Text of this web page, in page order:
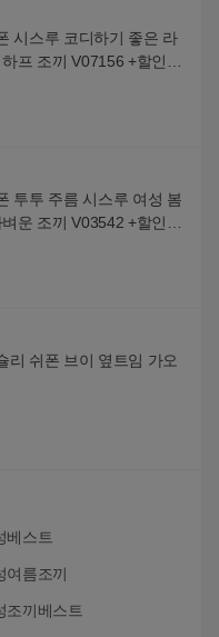
시스루 코디하기 좋은 라
프 조끼 V07156 +할인쿠
투투 주름 시스루 여성 봄
운 조끼 V03542 +할인쿠
리 쉬폰 브이 옆트임 가오
베스트
여름조끼
조끼베스트